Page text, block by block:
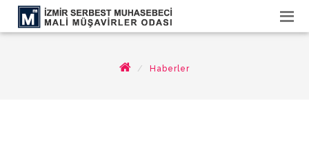
Haberler